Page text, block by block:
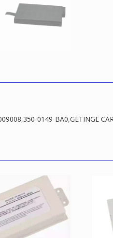
0149-BA0,GETINGE